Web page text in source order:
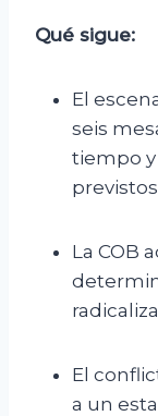
Qué sigue:
El
seis
tiempo
La COB
El
a un